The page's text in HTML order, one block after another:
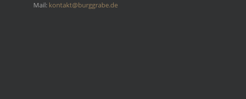
Mail: kontakt@burggrabe.de